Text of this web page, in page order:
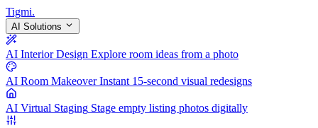
Tigmi.
AI Solutions
AI Interior Design Explore room ideas from a photo
AI Room Makeover Instant 15-second visual redesigns
AI Virtual Staging Stage empty listing photos digitally